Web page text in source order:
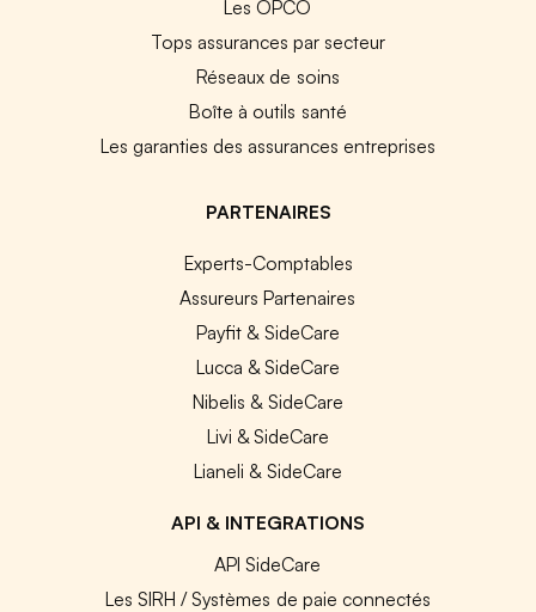
Les OPCO
Tops assurances par secteur
Réseaux de soins
Boîte à outils santé
Les garanties des assurances entreprises
PARTENAIRES
Experts-Comptables
Assureurs Partenaires
Payfit & SideCare
Lucca & SideCare
Nibelis & SideCare
Livi & SideCare
Lianeli & SideCare
API & INTEGRATIONS
API SideCare
Les SIRH / Systèmes de paie connectés